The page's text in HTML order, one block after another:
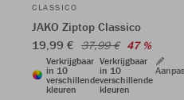
CLASSICO
JAKO Ziptop Classico
19,99 € 37,99 € 47 %
Verkrijgbaar
in 10
verschillende
kleuren
Verkrijgbaar
in 10
verschillende
kleuren